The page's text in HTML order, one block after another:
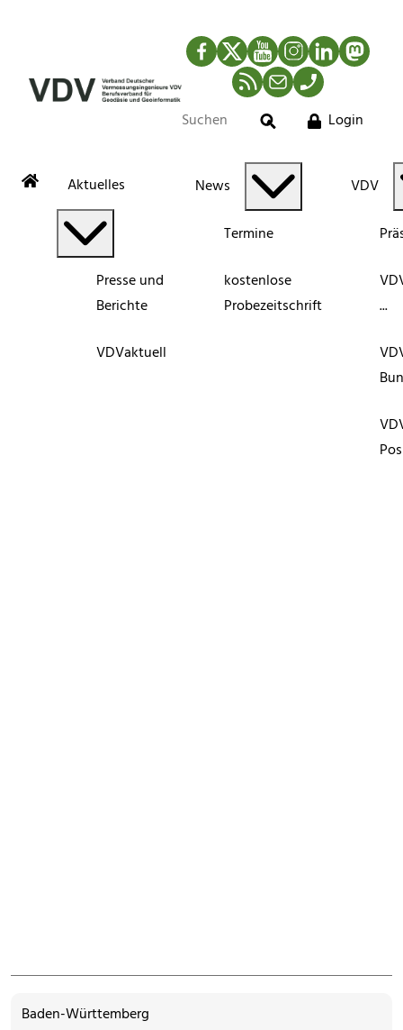
Facebook
TwitterYouTubeInstagram
LinkedIn
RSS-Newsfeed
MailTelefon
Suche
Login
Aktuelles
Presse und
Berichte
VDVaktuell
News
Termine
kostenlose
Probezeitschrift
VDV
...
Baden-Württemberg